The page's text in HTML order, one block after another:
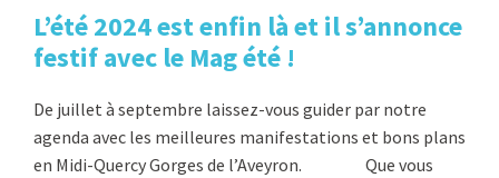
L’été 2024 est enfin là et il s’annonce
festif avec le Mag été !
De juillet à septembre laissez-vous guider par notre
agenda avec les meilleures manifestations et bons plans
en Midi-Quercy Gorges de l’Aveyron. Que vous